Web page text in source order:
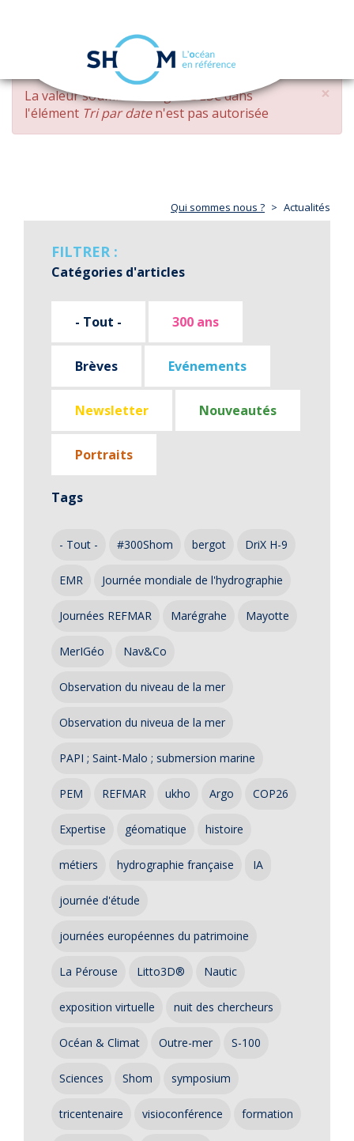
Aller
contenu
principal
navigation
×
MESSAGE
D'ERREUR
La valeur soumise changed DESCdans
l'élément Tri par daten'est pas autorisée
Qui sommes nous ? Actualités
FILTRER :
Catégories d'articles
- Tout - 300 ans
Brèves Evénements
Newsletter Nouveautés
Portraits
Tags
- Tout - #300Shom bergot DriX H-9
EMR Journée mondiale de l'hydrographie
Journées REFMAR Marégrahe Mayotte
MerIGéo Nav&Co
Observation du niveau de la mer
Observation du niveua de la mer
PAPI ; Saint-Malo ; submersion marine
PEM REFMAR ukho Argo COP26
Expertise géomatique histoire
métiers hydrographie française IA
journée d'étude
journées européennes du patrimoine
La Pérouse Litto3D® Nautic
exposition virtuelle nuit des chercheurs
Océan & Climat Outre-mer S-100
Sciences Shom symposium
tricentenaire visioconférence formation